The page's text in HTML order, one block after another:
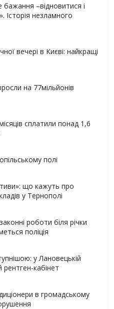
–відновитися і
Історія незламного
вечері в Києві: найкращі
на 77мільйонів
сплатили понад 1,6
полі
що кажуть про
у Тернополі
роботи біля річки
поліція
у Лановецькій
рентген-кабінет
в громадському